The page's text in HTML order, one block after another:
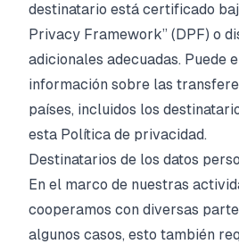
destinatario está certificado
Privacy Framework” (DPF) o
adicionales adecuadas. Puede
información sobre las
países, incluidos los
esta Política de privacidad.
Destinatarios de los datos
En el marco de nuestras
cooperamos con diversas
algunos casos, esto también